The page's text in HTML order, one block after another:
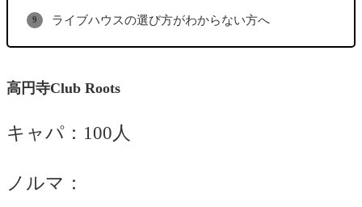
ライブハウスの選び方がわからない方へ
高円寺Club Roots
キャパ：100人
ノルマ：